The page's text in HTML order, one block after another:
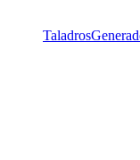
Taladros